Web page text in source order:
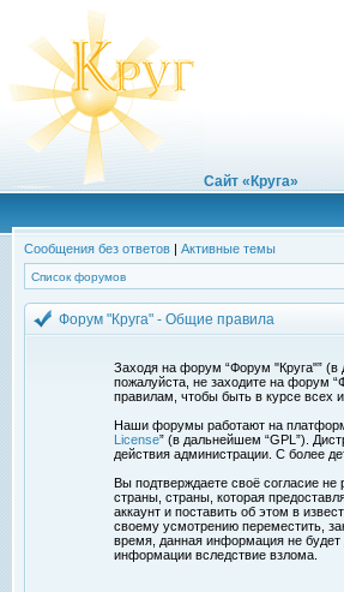
Сайт «Круга»
Сообщения без ответов | Активные темы
Список форумов
Форум "Круга" - Общие правила
Заходя на форум “Форум "Круга"”
пожалуйста, не заходите на форум
правилам, чтобы быть в курсе всех
Наши форумы работают на платформе
License” (в дальнейшем “GPL”).
действия администрации. С более
Вы подтверждаете своё согласие
страны, страны, которая
аккаунт и поставить об этом в
своему усмотрению переместить,
время, данная информация не будет
информации вследствие взлома.